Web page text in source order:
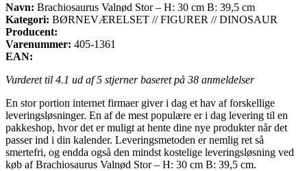
Navn: Brachiosaurus Valnød Stor – H: 30 cm B: 39,5 cm
Kategori: BØRNEVÆRELSET // FIGURER // DINOSAUR
Producent:
Varenummer: 405-1361
EAN:
Vurderet til 4.1 ud af 5 stjerner baseret på 38 anmeldelser
En stor portion internet firmaer giver i dag et hav af forskellige
leveringsløsninger. En af de mest populære er i dag levering til en
pakkeshop, hvor det er muligt at hente dine nye produkter når det
passer ind i din kalender. Leveringsmetoden er nemlig ret så
smertefri, og endda også den mindst kostelige leveringsløsning ved
køb af Brachiosaurus Valnød Stor – H: 30 cm B: 39,5 cm.